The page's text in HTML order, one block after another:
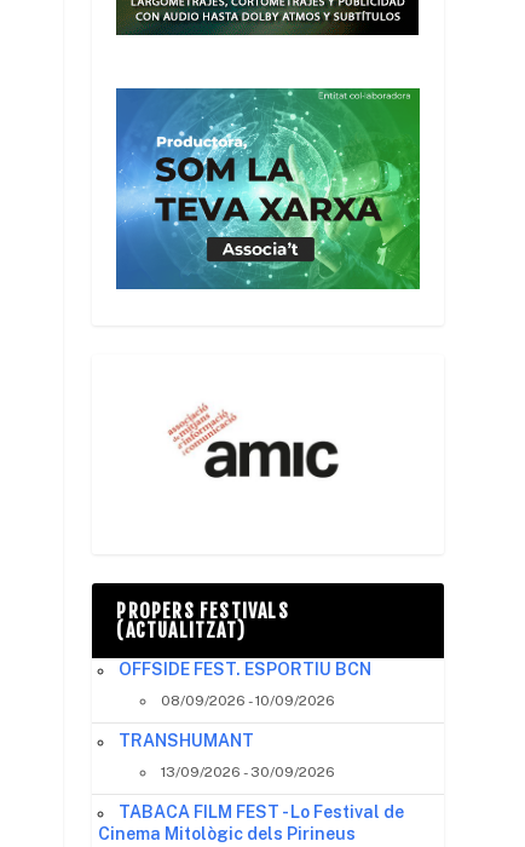
PROPERS FESTIVALS
(ACTUALITZAT)
OFFSIDE FEST. ESPORTIU BCN
08/09/2026 - 10/09/2026
TRANSHUMANT
13/09/2026 - 30/09/2026
TABACA FILM FEST - Lo Festival de
Cinema Mitològic dels Pirineus